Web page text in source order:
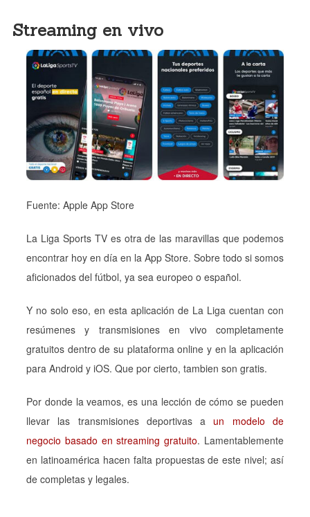
Streaming en vivo
Fuente: Apple App Store
La Liga Sports TV es otra de las maravillas que podemos
encontrar hoy en día en la App Store. Sobre todo si somos
aficionados del fútbol, ya sea europeo o español.
Y no solo eso, en esta aplicación de La Liga cuentan con
resúmenes y transmisiones en vivo completamente
gratuitos dentro de su plataforma online y en la aplicación
para Android y iOS. Que por cierto, tambien son gratis.
Por donde la veamos, es una lección de cómo se pueden
llevar las transmisiones deportivas a un modelo de
negocio basado en streaming gratuito. Lamentablemente
en latinoamérica hacen falta propuestas de este nivel; así
de completas y legales.